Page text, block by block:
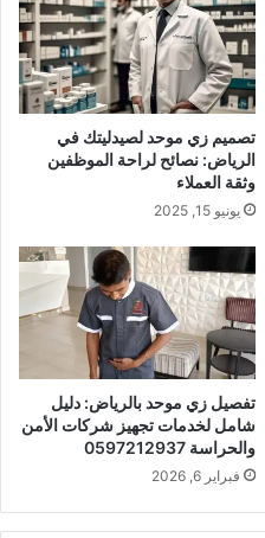
تصميم زي موحد لصيدليتك في
الرياض: نصائح لراحة الموظفين
وثقة العملاء
يونيو 15, 2025
تفصيل زي موحد بالرياض: دليل
شامل لخدمات تجهيز شركات الأمن
والحراسة 0597212937
فبراير 6, 2026